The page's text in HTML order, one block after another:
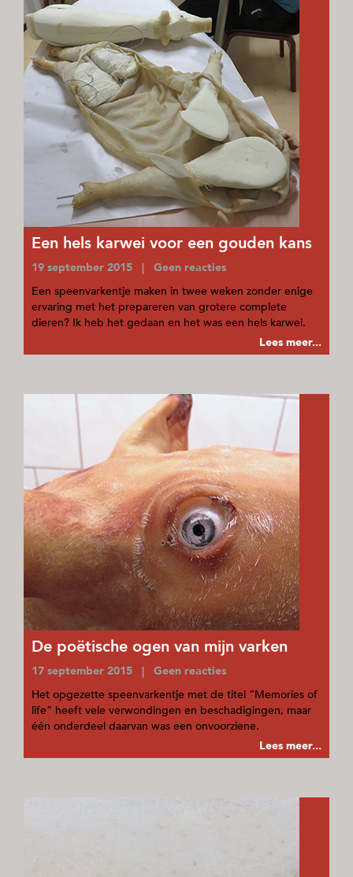
Een hels karwei voor een gouden kans
19 september 2015 | Geen reacties
Een speenvarkentje maken in twee weken zonder enige
ervaring met het prepareren van grotere complete
dieren? Ik heb het gedaan en het was een hels karwei.
Lees meer...
De poëtische ogen van mijn varken
17 september 2015 | Geen reacties
Het opgezette speenvarkentje met de titel “Memories of
life” heeft vele verwondingen en beschadigingen, maar
één onderdeel daarvan was een onvoorziene.
Lees meer...